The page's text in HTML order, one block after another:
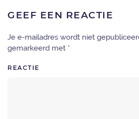
GEEF EEN REACTIE
Je e-mailadres wordt niet
gemarkeerd met *
REACTIE